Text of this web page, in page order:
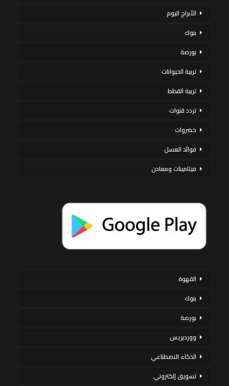
الأبراج اليوم
بنوك
بورصة
تربية الحيوانات
تربية القطط
تردد قنوات
خضروات
فوائد العسل
فيتامينات ومعادن
القهوة
بنوك
بورصة
ووردبريس
الذكاء الاصطناعي
تسويق إلكتروني